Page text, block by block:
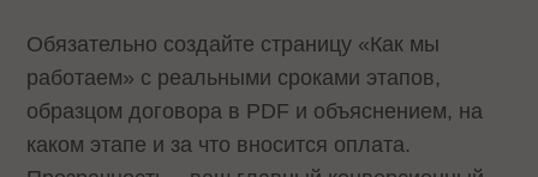
Обязательно создайте страницу «Как мы
работаем» с реальными сроками этапов,
образцом договора в PDF и объяснением, на
каком этапе и за что вносится оплата.